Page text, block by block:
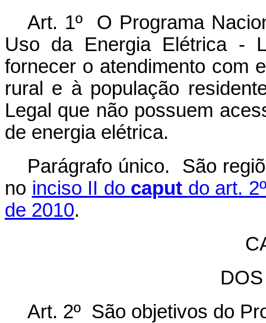
Art. 1º O Programa
Uso da Energia Elétrica -
fornecer o atendimento com
rural e à população
Legal que não possuem
de energia elétrica.
Parágrafo único. São
no inciso II do caput do art.
de 2010.
Art. 2º São objetivos do